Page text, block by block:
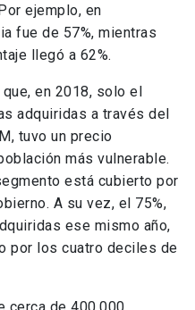
ejemplo, en
fue de 57%, mientras
llegó a 62%.
en 2018, solo el
adquiridas a través del
tuvo un precio
más vulnerable.
está cubierto por
A su vez, el 75%,
ese mismo año,
por los cuatro deciles de